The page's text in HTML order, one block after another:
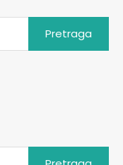
Pretraga:
Pretraga: